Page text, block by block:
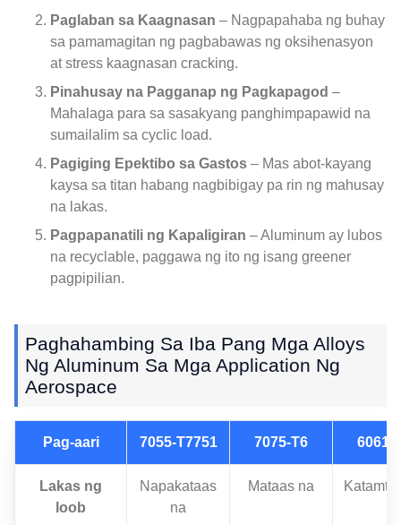
Paglaban sa Kaagnasan – Nagpapahaba ng buhay
sa pamamagitan ng pagbabawas ng oksihenasyon
at stress kaagnasan cracking.
Pinahusay na Pagganap ng Pagkapagod –
Mahalaga para sa sasakyang panghimpapawid na
sumailalim sa cyclic load.
Pagiging Epektibo sa Gastos – Mas abot-kayang
kaysa sa titan habang nagbibigay pa rin ng mahusay
na lakas.
Pagpapanatili ng Kapaligiran – Aluminum ay lubos
na recyclable, paggawa ng ito ng isang greener
pagpipilian.
Paghahambing Sa Iba Pang Mga Alloys
Ng Aluminum Sa Mga Application Ng
Aerospace
Pag-aari 7055-T7751 7075-T6 6061-
Lakas ng
loob
Napakataas
na
Mataas na